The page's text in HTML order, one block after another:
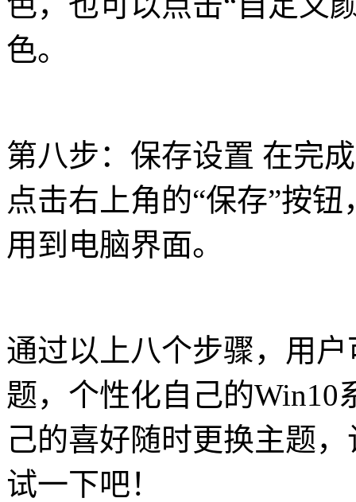
色。
第八步：保存设置 在完
点击右上角的“保存”按
用到电脑界面。
通过以上八个步骤，用
题，个性化自己的Win10
己的喜好随时更换主题
试一下吧！